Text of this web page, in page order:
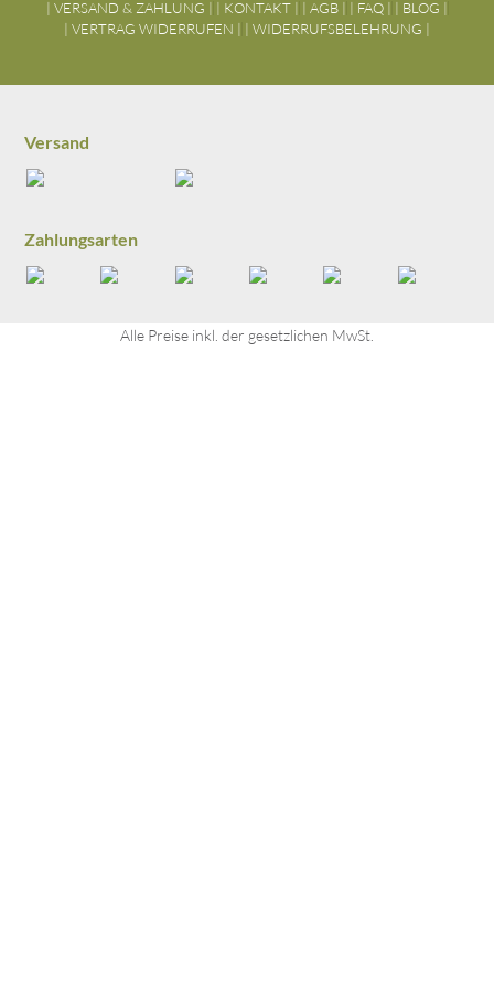
schönen Produkte von Evelia in meinem
Ethik, Qualität und Kundenzufriedenheit. Zu
guter Letzt sammle ich sogar noch Karma-
Familienunternehmen aus dem Lammertal
unterstütze. :)
| VERSAND & ZAHLUNG | | KONTAKT | | AGB | | FAQ | | BLOG |
| VERTRAG WIDERRUFEN | | WIDERRUFSBELEHRUNG |
Versand
Zahlungsarten
Alle Preise inkl. der gesetzlichen MwSt.